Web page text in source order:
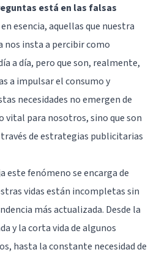
está en las falsas
esencia, aquellas que nuestra
nos insta a percibir como
a día, pero que son, realmente,
a impulsar el consumo y
necesidades no emergen de
vital para nosotros, sino que son
de estrategias publicitarias
este fenómeno se encarga de
vidas están incompletas sin
más actualizada. Desde la
y la corta vida de algunos
hasta la constante necesidad de